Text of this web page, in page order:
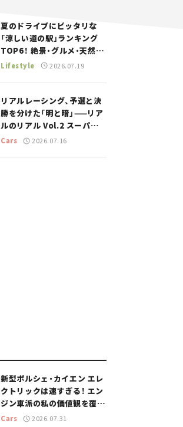
夏のドライブにピッタリな
「涼しい道の駅」ランキング
TOP6！ 絶景・グルメ・天然ク
ーラーなど、避暑におすすめ
Lifestyle 2026.07.19
リアルレーシング、予選と決
勝を分けた「明と暗」——リア
ルのリアル Vol.2 スーパー
GT 2026開幕戦 岡山国際サ
Cars 2026.07.16
新型ポルシェ・カイエン エレ
クトリックは速すぎる！ エン
ジン車派の私の価値観を覆し
た、新しいポルシェの走り。
Cars 2026.07.31